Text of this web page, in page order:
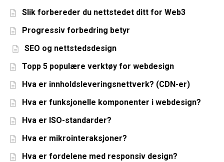
Slik forbereder du nettstedet ditt for Web3
Progressiv forbedring betyr
SEO og nettstedsdesign
Topp 5 populære verktøy for webdesign
Hva er innholdsleveringsnettverk? (CDN-er)
Hva er funksjonelle komponenter i webdesign?
Hva er ISO-standarder?
Hva er mikrointeraksjoner?
Hva er fordelene med responsiv design?